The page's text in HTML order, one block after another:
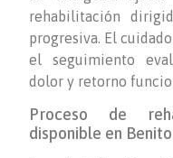
rehabilitación
progresiva. El
el seguimiento
dolor y retorno
Proceso de
disponible en